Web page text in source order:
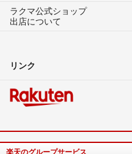
ラクマ公式ショップ
出店について
リンク
楽天のグループサービス